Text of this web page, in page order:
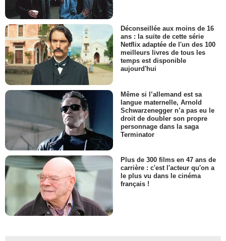
Déconseillée aux moins de 16
ans : la suite de cette série
Netflix adaptée de l'un des 100
meilleurs livres de tous les
temps est disponible
aujourd'hui
Même si l’allemand est sa
langue maternelle, Arnold
Schwarzenegger n’a pas eu le
droit de doubler son propre
personnage dans la saga
Terminator
Plus de 300 films en 47 ans de
carrière : c'est l'acteur qu'on a
le plus vu dans le cinéma
français !